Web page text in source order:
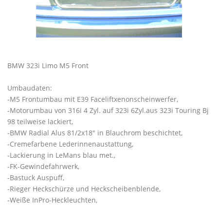
BMW 323i Limo M5 Front
Umbaudaten:
-M5 Frontumbau mit E39 Faceliftxenonscheinwerfer,
-Motorumbau von 316i 4 Zyl. auf 323i 6Zyl.aus 323i Touring Bj
98 teilweise lackiert,
-BMW Radial Alus 81/2x18" in Blauchrom beschichtet,
-Cremefarbene Lederinnenaustattung,
-Lackierung in LeMans blau met.,
-FK-Gewindefahrwerk,
-Bastuck Auspuff,
-Rieger Heckschürze und Heckscheibenblende,
-Weiße InPro-Heckleuchten,